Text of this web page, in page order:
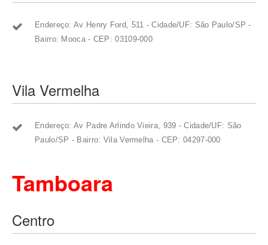
Endereço: Av Henry Ford, 511 - Cidade/UF: São Paulo/SP -
Bairro: Mooca - CEP: 03109-000
Vila Vermelha
Endereço: Av Padre Arlindo Vieira, 939 - Cidade/UF: São
Paulo/SP - Bairro: Vila Vermelha - CEP: 04297-000
Tamboara
Centro